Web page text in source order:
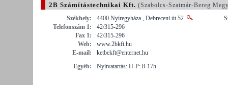
2B Számítástechnikai Kft. (Szabolcs-Szatmár-Bereg
Székhely:
4400 Nyíregyháza , Debreceni út 52.
Telefonszám 1:
42/315-296
Fax 1:
42/315-296
Web:
www.2bkft.hu
E-mail:
ketbekft@enternet.hu
Egyéb:
Nyitvatartás: H-P: 8-17h